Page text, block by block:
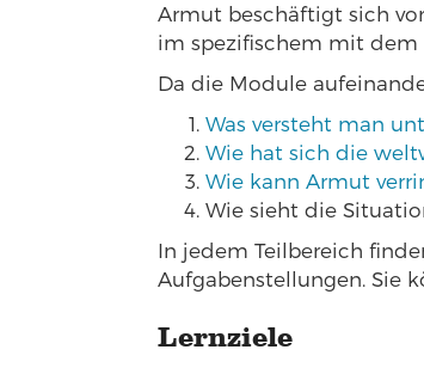
Armut beschäftigt sich
im spezifischem mit dem
Da die Module
Was versteht man
Wie hat sich die
Wie kann Armut
Wie sieht die
In jedem Teilbereich
Aufgabenstellungen. Sie
Lernziele